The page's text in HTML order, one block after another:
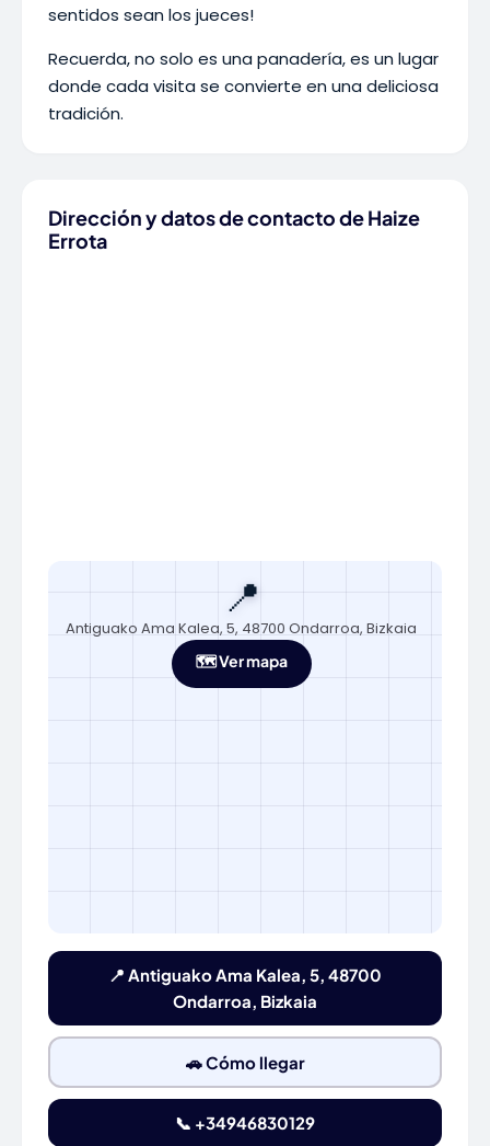
sentidos sean los jueces!
Recuerda, no solo es una panadería, es un lugar
donde cada visita se convierte en una deliciosa
tradición.
Dirección y datos de contacto de Haize
Errota
📍
Antiguako Ama Kalea, 5, 48700 Ondarroa, Bizkaia
🗺️ Ver mapa
📍 Antiguako Ama Kalea, 5, 48700
Ondarroa, Bizkaia
🚗 Cómo llegar
📞 +34946830129